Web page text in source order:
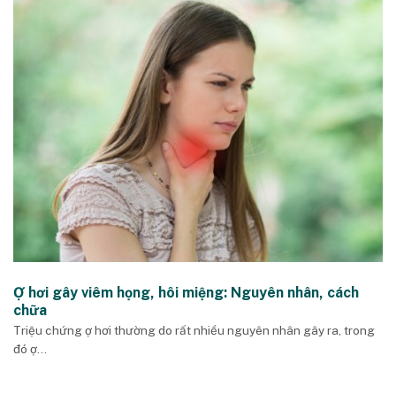
Ợ hơi gây viêm họng, hôi miệng: Nguyên nhân, cách
chữa
Triệu chứng ợ hơi thường do rất nhiều nguyên nhân gây ra, trong
đó ợ...